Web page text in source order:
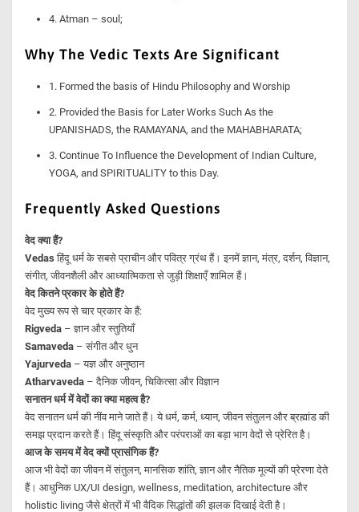
4. Atman – soul;
Why The Vedic Texts Are Significant
1. Formed the basis of Hindu Philosophy and Worship
2. Provided the Basis for Later Works Such As the
UPANISHADS, the RAMAYANA, and the MAHABHARATA;
3. Continue To Influence the Development of Indian Culture,
YOGA, and SPIRITUALITY to this Day.
Frequently Asked Questions
वेद क्या हैं?
Vedas हिंदू धर्म के सबसे प्राचीन और पवित्र ग्रंथ हैं। इनमें ज्ञान, मंत्र, दर्शन, विज्ञान,
संगीत, जीवनशैली और आध्यात्मिकता से जुड़ी शिक्षाएँ शामिल हैं।
वेद कितने प्रकार के होते हैं?
वेद मुख्य रूप से चार प्रकार के हैं:
Rigveda – ज्ञान और स्तुतियाँ
Samaveda – संगीत और धुन
Yajurveda – यज्ञ और अनुष्ठान
Atharvaveda – दैनिक जीवन, चिकित्सा और विज्ञान
सनातन धर्म में वेदों का क्या महत्व है?
वेद सनातन धर्म की नींव माने जाते हैं। ये धर्म, कर्म, ध्यान, जीवन संतुलन और ब्रह्मांड की
समझ प्रदान करते हैं। हिंदू संस्कृति और परंपराओं का बड़ा भाग वेदों से प्रेरित है।
आज के समय में वेद क्यों प्रासंगिक हैं?
आज भी वेदों का जीवन में संतुलन, मानसिक शांति, ज्ञान और नैतिक मूल्यों की प्रेरणा देते
हैं। आधुनिक UX/UI design, wellness, meditation, architecture और
holistic living जैसे क्षेत्रों में भी वैदिक सिद्धांतों की झलक दिखाई देती है।